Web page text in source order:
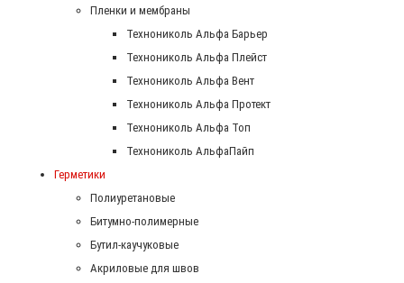
Пленки и мембраны
Технониколь Альфа Барьер
Технониколь Альфа Плейст
Технониколь Альфа Вент
Технониколь Альфа Протект
Технониколь Альфа Топ
Технониколь АльфаПайп
Герметики
Полиуретановые
Битумно-полимерные
Бутил-каучуковые
Акриловые для швов